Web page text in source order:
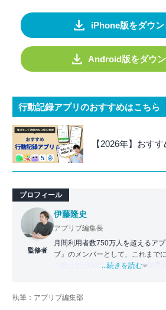
iPhone版をダウン
Android版をダウ
行動記録アプリのおすすめはこちら
【2026年】おす
プロフィール
監修者
伊藤隆史
アプリブ編集長
月間利用者数750万人を超えるア
ブ』のメンバーとして、これまで
の数は25,000以上。アプリの知見
化アプリの紹介）、TBS『サタプ
...続きを読む
執筆：アプリブ編集部